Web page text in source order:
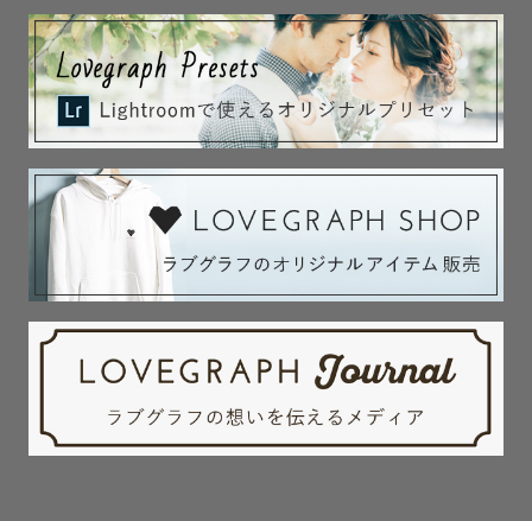
ざいます◎
気軽にずほさん、ずほちゃん、ずほちんとお呼びください
☺️
🌿特典①
＊衣裳屋さん/ヘアメイク/フローリスト紹介可能🉑(山形/秋
田/宮城)
＊七五三シーズン限定七五三用和傘（白）